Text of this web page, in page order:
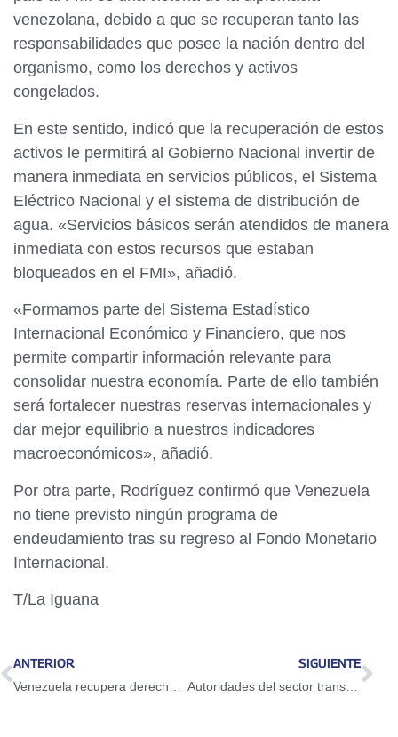
venezolana, debido a que se recuperan tanto las
responsabilidades que posee la nación dentro del
organismo, como los derechos y activos
congelados.
En este sentido, indicó que la recuperación de estos
activos le permitirá al Gobierno Nacional invertir de
manera inmediata en servicios públicos, el Sistema
Eléctrico Nacional y el sistema de distribución de
agua. «Servicios básicos serán atendidos de manera
inmediata con estos recursos que estaban
bloqueados en el FMI», añadió.
«Formamos parte del Sistema Estadístico
Internacional Económico y Financiero, que nos
permite compartir información relevante para
consolidar nuestra economía. Parte de ello también
será fortalecer nuestras reservas internacionales y
dar mejor equilibrio a nuestros indicadores
macroeconómicos», añadió.
Por otra parte, Rodríguez confirmó que Venezuela
no tiene previsto ningún programa de
endeudamiento tras su regreso al Fondo Monetario
Internacional.
T/La Iguana
ANTERIOR
Venezuela recupera derechos ante el FMI y destinará activos a servicios públicos esenciales
SIGUIENTE
Autoridades del sector transporte definen lineamientos estratégicos para el periodo 2025-2031